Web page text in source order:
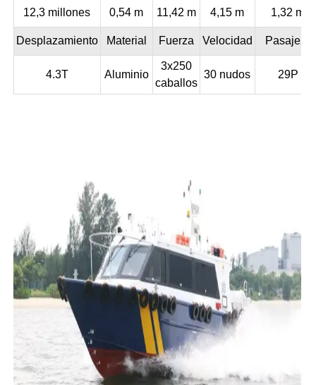
12,3 millones 0,54 m 11,42 m 4,15 m 1,32 m
Desplazamiento Material Fuerza Velocidad Pasajero
4.3T Aluminio
3x250
caballos
30 nudos 29P